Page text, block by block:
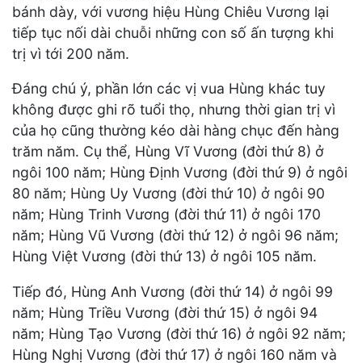
bánh dày, với vương hiệu Hùng Chiêu Vương lại
tiếp tục nối dài chuỗi những con số ấn tượng khi
trị vì tới 200 năm.
Đáng chú ý, phần lớn các vị vua Hùng khác tuy
không được ghi rõ tuổi thọ, nhưng thời gian trị vì
của họ cũng thường kéo dài hàng chục đến hàng
trăm năm. Cụ thể, Hùng Vĩ Vương (đời thứ 8) ở
ngôi 100 năm; Hùng Định Vương (đời thứ 9) ở ngôi
80 năm; Hùng Uy Vương (đời thứ 10) ở ngôi 90
năm; Hùng Trinh Vương (đời thứ 11) ở ngôi 170
năm; Hùng Vũ Vương (đời thứ 12) ở ngôi 96 năm;
Hùng Việt Vương (đời thứ 13) ở ngôi 105 năm.
Tiếp đó, Hùng Anh Vương (đời thứ 14) ở ngôi 99
năm; Hùng Triều Vương (đời thứ 15) ở ngôi 94
năm; Hùng Tạo Vương (đời thứ 16) ở ngôi 92 năm;
Hùng Nghị Vương (đời thứ 17) ở ngôi 160 năm và